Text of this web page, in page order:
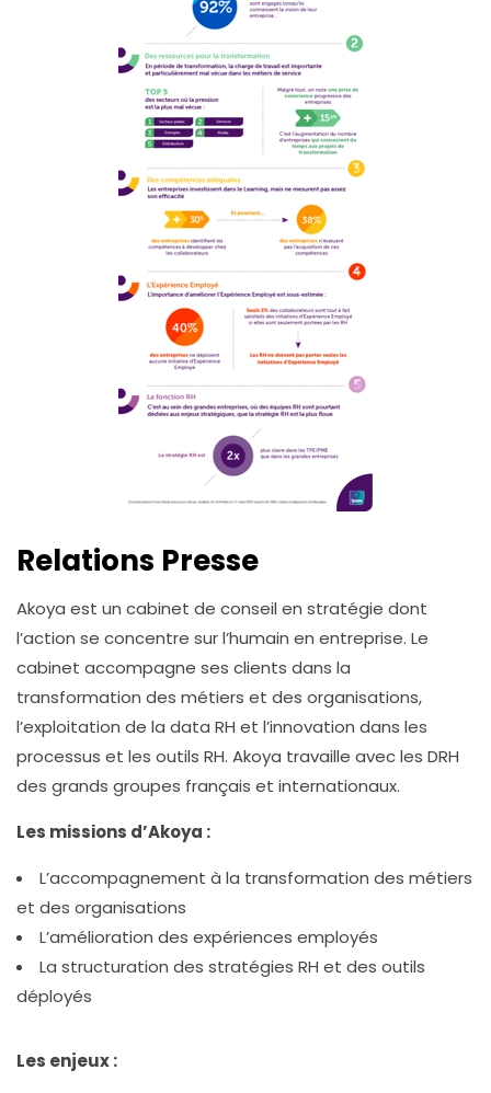
Relations Presse
Akoya est un cabinet de conseil en stratégie dont
l’action se concentre sur l’humain en entreprise. Le
cabinet accompagne ses clients dans la
transformation des métiers et des organisations,
l’exploitation de la data RH et l’innovation dans les
processus et les outils RH. Akoya travaille avec les DRH
des grands groupes français et internationaux.
Les missions d’Akoya :
L’accompagnement à la transformation des métiers
et des organisations
L’amélioration des expériences employés
La structuration des stratégies RH et des outils
déployés
Les enjeux :